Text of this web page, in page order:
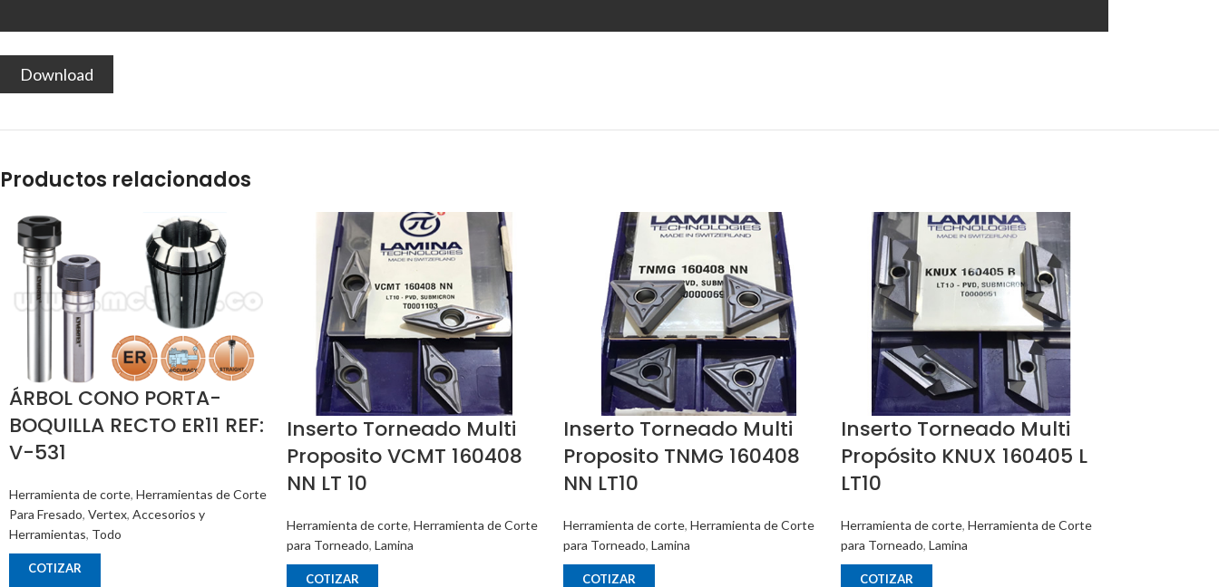
Download
Productos relacionados
ÁRBOL CONO PORTA-
BOQUILLA RECTO ER11 REF:
V-531
Herramienta de corte, Herramientas de Corte
Para Fresado, Vertex, Accesorios y
Herramientas, Todo
COTIZAR
Inserto Torneado Multi
Proposito VCMT 160408
NN LT 10
Herramienta de corte, Herramienta de Corte
para Torneado, Lamina
COTIZAR
Inserto Torneado Multi
Proposito TNMG 160408
NN LT10
Herramienta de corte, Herramienta de Corte
para Torneado, Lamina
COTIZAR
Inserto Torneado Multi
Propósito KNUX 160405 L
LT10
Herramienta de corte, Herramienta de Corte
para Torneado, Lamina
COTIZAR